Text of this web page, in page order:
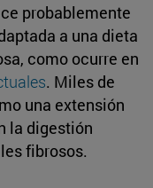
probablemente
a una dieta
como ocurre en
. Miles de
una extensión
la digestión
fibrosos.